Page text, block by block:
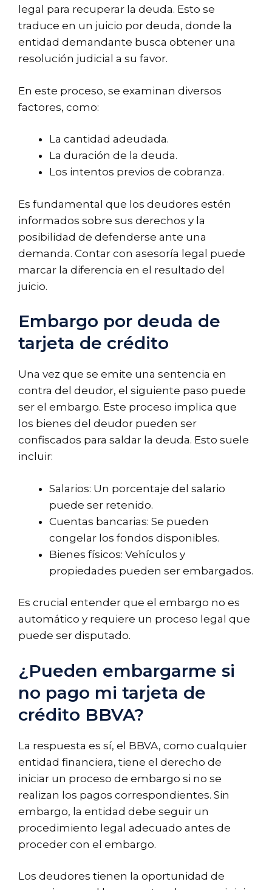
legal para recuperar la deuda. Esto se
traduce en un juicio por deuda, donde la
entidad demandante busca obtener una
resolución judicial a su favor.
En este proceso, se examinan diversos
factores, como:
La cantidad adeudada.
La duración de la deuda.
Los intentos previos de cobranza.
Es fundamental que los deudores estén
informados sobre sus derechos y la
posibilidad de defenderse ante una
demanda. Contar con asesoría legal puede
marcar la diferencia en el resultado del
juicio.
Embargo por deuda de
tarjeta de crédito
Una vez que se emite una sentencia en
contra del deudor, el siguiente paso puede
ser el embargo. Este proceso implica que
los bienes del deudor pueden ser
confiscados para saldar la deuda. Esto suele
incluir:
Salarios: Un porcentaje del salario
puede ser retenido.
Cuentas bancarias: Se pueden
congelar los fondos disponibles.
Bienes físicos: Vehículos y
propiedades pueden ser embargados.
Es crucial entender que el embargo no es
automático y requiere un proceso legal que
puede ser disputado.
¿Pueden embargarme si
no pago mi tarjeta de
crédito BBVA?
La respuesta es sí, el BBVA, como cualquier
entidad financiera, tiene el derecho de
iniciar un proceso de embargo si no se
realizan los pagos correspondientes. Sin
embargo, la entidad debe seguir un
procedimiento legal adecuado antes de
proceder con el embargo.
Los deudores tienen la oportunidad de